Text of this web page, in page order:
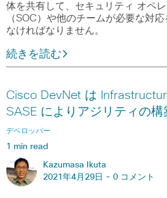
体を共有して、セキュリティ オペ
（SOC）や他のチームが必要な対
なければなりません。
続きを読む
Cisco DevNet は
SASE によりアジリティの構
デベロッパー
1 min read
Kazumasa Ikuta
2021年4月29日 - 0 コメント